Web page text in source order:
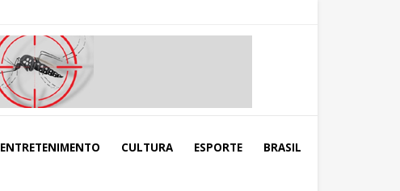
ENTRETENIMENTO CULTURA ESPORTE BRASIL